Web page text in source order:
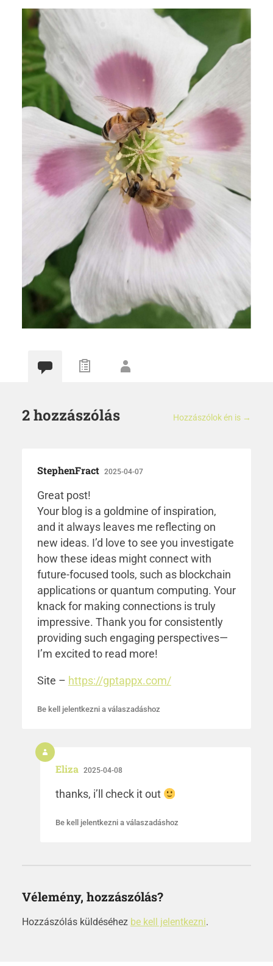
2 hozzászólás Hozzászólok én is →
StephenFract 2025-04-07
Great post!
Your blog is a goldmine of inspiration,
and it always leaves me reflecting on
new ideas. I’d love to see you investigate
how these ideas might connect with
future-focused tools, such as blockchain
applications or quantum computing. Your
knack for making connections is truly
impressive. Thank you for consistently
providing such engaging perspectives—
I’m excited to read more!
Site – https://gptappx.com/
Be kell jelentkezni a válaszadáshoz
Eliza 2025-04-08
thanks, i’ll check it out
Be kell jelentkezni a válaszadáshoz
Vélemény, hozzászólás?
Hozzászólás küldéséhez be kell jelentkezni.